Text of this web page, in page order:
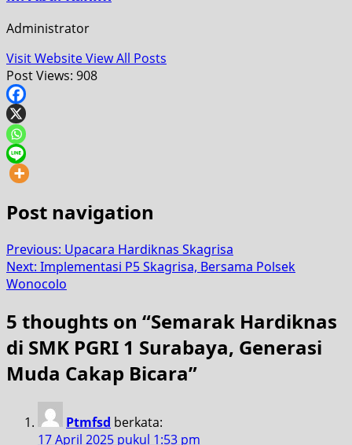
Administrator
Visit WebsiteView All Posts
Post Views: 908
Post navigation
Previous: Upacara Hardiknas Skagrisa
Next: Implementasi P5 Skagrisa, Bersama Polsek
Wonocolo
5 thoughts on “Semarak Hardiknas
di SMK PGRI 1 Surabaya, Generasi
Muda Cakap Bicara”
Ptmfsd berkata:
17 April 2025 pukul 1:53 pm